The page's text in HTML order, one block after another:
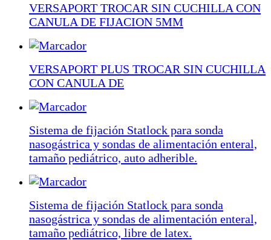
VERSAPORT TROCAR SIN CUCHILLA CON
CANULA DE FIJACION 5MM
VERSAPORT PLUS TROCAR SIN CUCHILLA
CON CANULA DE
Sistema de fijación Statlock para sonda
nasogástrica y sondas de alimentación enteral,
tamaño pediátrico, auto adherible.
Sistema de fijación Statlock para sonda
nasogástrica y sondas de alimentación enteral,
tamaño pediátrico, libre de latex.